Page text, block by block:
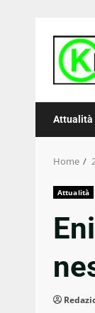
content
Attualità
Home
Attualità